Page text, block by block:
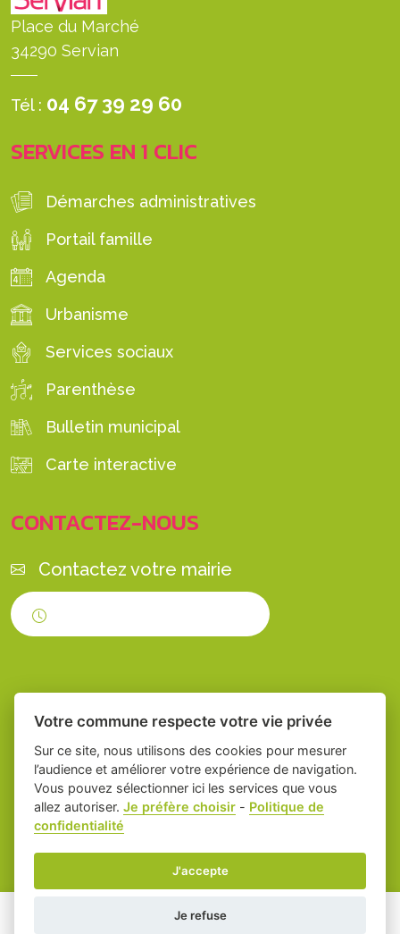
Place du Marché
34290 Servian
Tél : 04 67 39 29 60
SERVICES EN 1 CLIC
Démarches administratives
Portail famille
Agenda
Urbanisme
Services sociaux
Parenthèse
Bulletin municipal
Carte interactive
CONTACTEZ-NOUS
Contactez votre mairie
Place du village la solution web et appli
des collectivités
-
Mentions légales- Gestion des cookies
Votre commune respecte votre vie privée
Sur ce site, nous utilisons des cookies pour mesurer
l’audience et améliorer votre expérience de navigation.
Vous pouvez sélectionner ici les services que vous
allez autoriser.Je préfère choisir - Politique de
confidentialité
J'accepte
Je refuse